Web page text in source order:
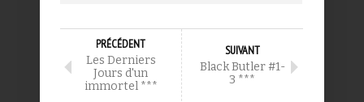
PRÉCÉDENT
Les Derniers
Jours d'un
immortel ***
SUIVANT
Black Butler #1-
3 ***